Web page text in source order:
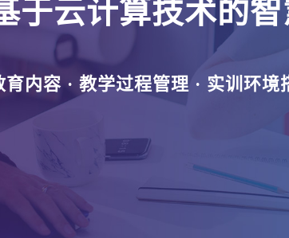
于云计算技术的
育内容 · 教学过程管理 · 实训环境